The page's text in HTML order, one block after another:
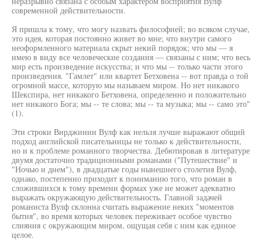
современной действительности.
Я пришла к тому, что могу назвать философией; во всяком случае,
это идея, которая постоянно живет во мне; что внутри самого
неоформленного материала скрыт некий порядок; что мы — я
имею в виду все человеческие создания — связаны с ним; что весь
мир есть произведение искусства; и что мы -- только части этого
произведения. "Гамлет" или квартет Бетховена -- вот правда о той
огромной массе, которую мы называем миром. Но нет никакого
Шекспира, нет никакого Бетховена, определенно и положительно
нет никакого Бога; мы -- те слова; мы -- та музыка; мы -- само это"
(1).
Эти строки Вирджинии Вулф как нельзя лучше выражают общий
подход английской писательницы не только к действительности,
но и к проблеме романного творчества. Дебютировав в литературе
двумя достаточно традиционными романами ("Путешествие" и
"Ночью и днем"), в двадцатые годы нынешнего столетия Вулф,
однако, постепенно приходит к пониманию того, что роман в
сложившихся к тому времени формах уже не может адекватно
выражать окружающую действительность. Главной задачей
романиста Вулф склонна считать выражение неких "моментов
бытия", во время которых человек переживает особое чувство
слияния с окружающим миром, ощущая себя с ним как единое
целое.